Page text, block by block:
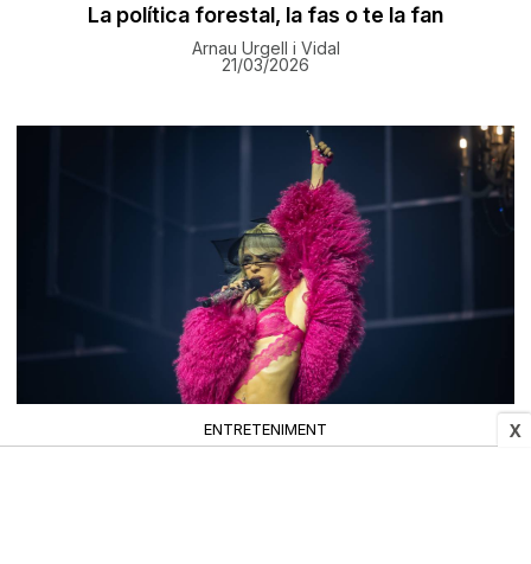
X
La política forestal, la fas o te la fan
Arnau Urgell i Vidal
21/03/2026
ENTRETENIMENT